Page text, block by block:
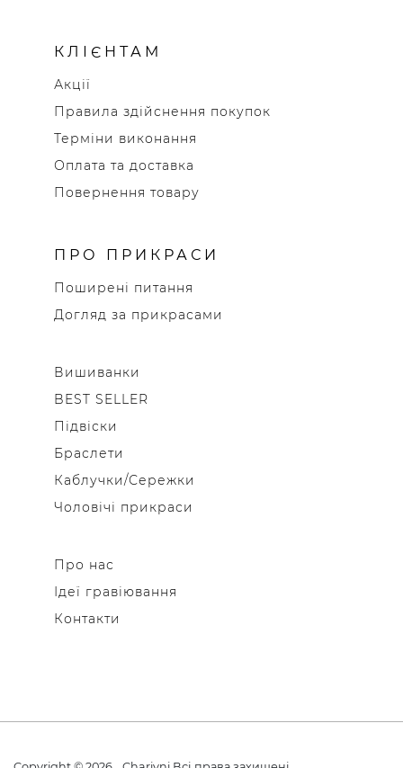
КЛІЄНТАМ
Акції
Правила здійснення покупок
Терміни виконання
Оплата та доставка
Повернення товару
ПРО ПРИКРАСИ
Поширені питання
Догляд за прикрасами
Вишиванки
BEST SELLER
Підвіски
Браслети
Каблучки/Сережки
Чоловічі прикраси
Про нас
Ідеї гравіювання
Контакти